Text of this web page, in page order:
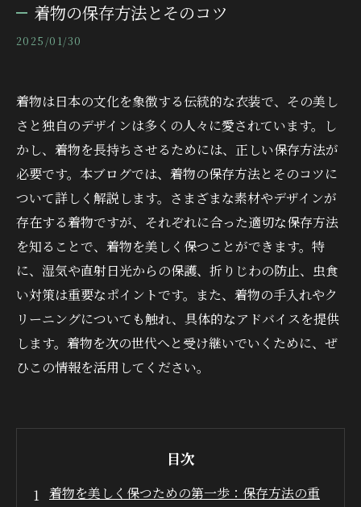
着物の保存方法とそのコツ
2025/01/30
着物は日本の文化を象徴する伝統的な衣装で、その美し
さと独自のデザインは多くの人々に愛されています。し
かし、着物を長持ちさせるためには、正しい保存方法が
必要です。本ブログでは、着物の保存方法とそのコツに
ついて詳しく解説します。さまざまな素材やデザインが
存在する着物ですが、それぞれに合った適切な保存方法
を知ることで、着物を美しく保つことができます。特
に、湿気や直射日光からの保護、折りじわの防止、虫食
い対策は重要なポイントです。また、着物の手入れやク
リーニングについても触れ、具体的なアドバイスを提供
します。着物を次の世代へと受け継いでいくために、ぜ
ひこの情報を活用してください。
目次
着物を美しく保つための第一歩：保存方法の重